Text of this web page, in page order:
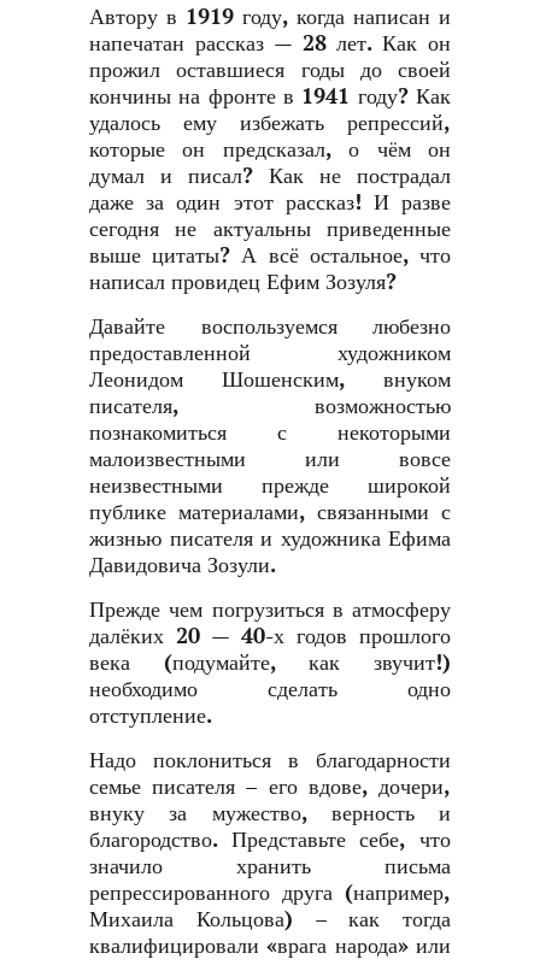
Автору в 1919 году, когда написан и
напечатан рассказ — 28 лет. Как он
прожил оставшиеся годы до своей
кончины на фронте в 1941 году? Как
удалось ему избежать репрессий,
которые он предсказал, о чём он
думал и писал? Как не пострадал
даже за один этот рассказ! И разве
сегодня не актуальны приведенные
выше цитаты? А всё остальное, что
написал провидец Ефим Зозуля?
Давайте воспользуемся любезно
предоставленной художником
Леонидом Шошенским, внуком
писателя, возможностью
познакомиться с некоторыми
малоизвестными или вовсе
неизвестными прежде широкой
публике материалами, связанными с
жизнью писателя и художника Ефима
Давидовича Зозули.
Прежде чем погрузиться в атмосферу
далёких 20 — 40-х годов прошлого
века (подумайте, как звучит!)
необходимо сделать одно
отступление.
Надо поклониться в благодарности
семье писателя – его вдове, дочери,
внуку за мужество, верность и
благородство. Представьте себе, что
значило хранить письма
репрессированного друга (например,
Михаила Кольцова) – как тогда
квалифицировали «врага народа» или